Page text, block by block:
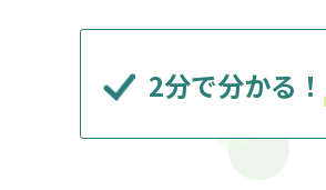
2分で分かる！